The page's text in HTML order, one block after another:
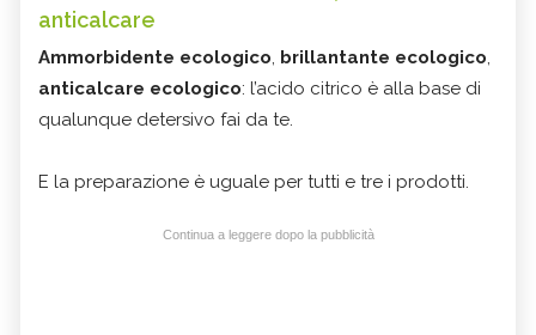
anticalcare
Ammorbidente ecologico, brillantante ecologico,
anticalcare ecologico: l’acido citrico è alla base di
qualunque detersivo fai da te.
E la preparazione è uguale per tutti e tre i prodotti.
Continua a leggere dopo la pubblicità